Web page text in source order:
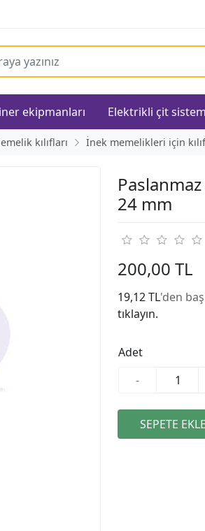
ekipmanları Elektrikli çit
kılıfları İnek memelikleri için
24 mm
200,00 TL
19,12 TL'den
tıklayın.
Adet
-